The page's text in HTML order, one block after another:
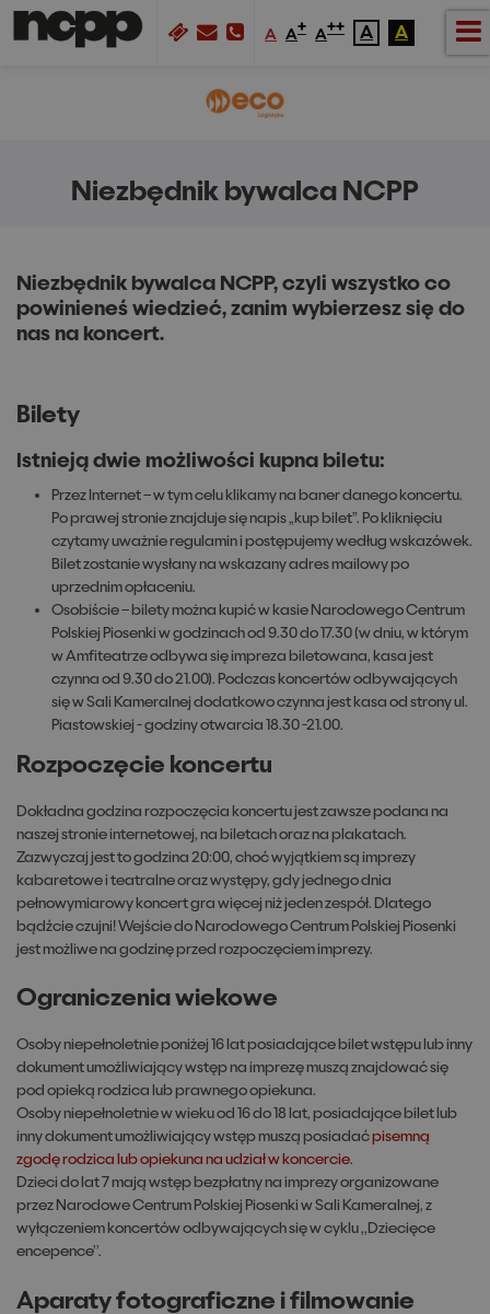
A A+ A++ A A
Niezbędnik bywalca NCPP
Niezbędnik bywalca NCPP, czyli wszystko co
powinieneś wiedzieć, zanim wybierzesz się do
nas na koncert.
Bilety
Istnieją dwie możliwości kupna biletu:
Przez Internet – w tym celu klikamy na baner danego koncertu.
Po prawej stronie znajduje się napis „kup bilet”. Po kliknięciu
czytamy uważnie regulamin i postępujemy według wskazówek.
Bilet zostanie wysłany na wskazany adres mailowy po
uprzednim opłaceniu.
Osobiście – bilety można kupić w kasie Narodowego Centrum
Polskiej Piosenki w godzinach od 9.30 do 17.30 (w dniu, w którym
w Amfiteatrze odbywa się impreza biletowana, kasa jest
czynna od 9.30 do 21.00). Podczas koncertów odbywających
się w Sali Kameralnej dodatkowo czynna jest kasa od strony ul.
Piastowskiej - godziny otwarcia 18.30 -21.00.
Rozpoczęcie koncertu
Dokładna godzina rozpoczęcia koncertu jest zawsze podana na
naszej stronie internetowej, na biletach oraz na plakatach.
Zazwyczaj jest to godzina 20:00, choć wyjątkiem są imprezy
kabaretowe i teatralne oraz występy, gdy jednego dnia
pełnowymiarowy koncert gra więcej niż jeden zespół. Dlatego
bądźcie czujni! Wejście do Narodowego Centrum Polskiej Piosenki
jest możliwe na godzinę przed rozpoczęciem imprezy.
Ograniczenia wiekowe
Osoby niepełnoletnie poniżej 16 lat posiadające bilet wstępu lub inny
dokument umożliwiający wstęp na imprezę muszą znajdować się
pod opieką rodzica lub prawnego opiekuna.
Osoby niepełnoletnie w wieku od 16 do 18 lat, posiadające bilet lub
inny dokument umożliwiający wstęp muszą posiadaćpisemną
zgodę rodzica lub opiekuna na udział w koncercie.
Dzieci do lat 7 mają wstęp bezpłatny na imprezy organizowane
przez Narodowe Centrum Polskiej Piosenki w Sali Kameralnej, z
wyłączeniem koncertów odbywających się w cyklu ,,Dziecięce
encepence’’.
Aparaty fotograficzne i filmowanie